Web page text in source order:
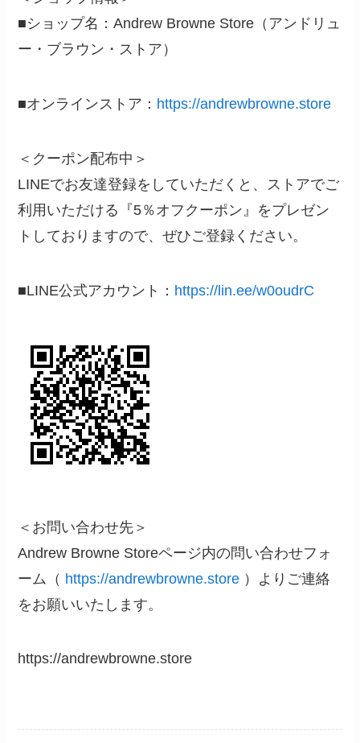
■ショップ名：Andrew Browne Store（アンドリュ
ー・ブラウン・ストア）
■オンラインストア： https://andrewbrowne.store
＜クーポン配布中＞
LINEでお友達登録をしていただくと、ストアでご
利⽤いただける『5％オフクーポン』をプレゼン
トしておりますので、ぜひご登録ください。
■LINE公式アカウント： https://lin.ee/w0oudrC
＜お問い合わせ先＞
Andrew Browne Storeページ内の問い合わせフォ
ーム（ https://andrewbrowne.store ）よりご連絡
をお願いいたします。
https://andrewbrowne.store